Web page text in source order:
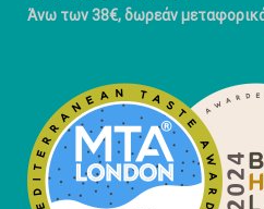
Άνω των 38€, δωρεάν μεταφορικά